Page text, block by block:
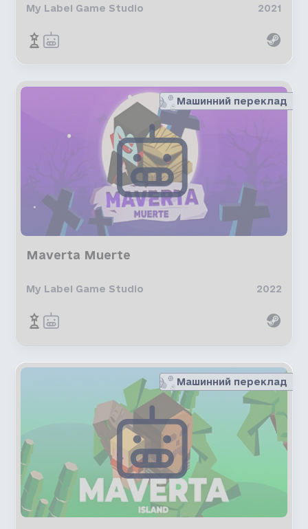
My Label Game Studio 2021
Машинний переклад
Maverta Muerte
My Label Game Studio 2022
Машинний переклад